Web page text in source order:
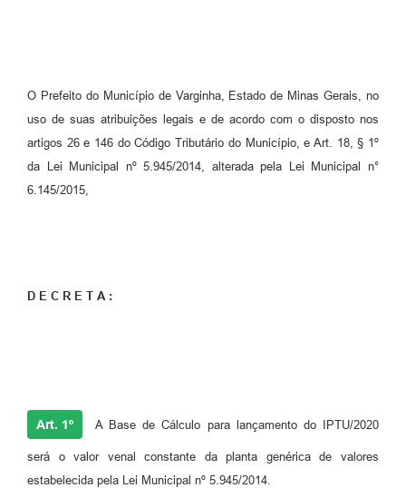
O Prefeito do Município de Varginha, Estado de Minas Gerais, no
uso de suas atribuições legais e de acordo com o disposto nos
artigos 26 e 146 do Código Tributário do Município, e Art. 18, § 1º
da Lei Municipal nº 5.945/2014, alterada pela Lei Municipal n°
6.145/2015,
D E C R E T A :
Art. 1º A Base de Cálculo para lançamento do IPTU/2020
será o valor venal constante da planta genérica de valores
estabelecida pela Lei Municipal nº 5.945/2014.